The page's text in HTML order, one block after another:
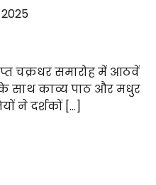
चक्रधर समारोह में आठवें
साथ काव्य पाठ और मधुर
ने दर्शकों […]